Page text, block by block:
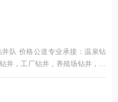
队 价格公道专业承接：温泉钻
井，工厂钻井，养殖场钻井，钻
机水空调安装、水帘墙安装、厂